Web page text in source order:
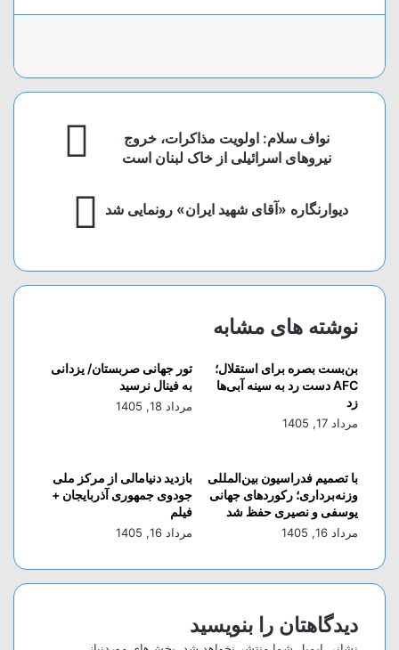
نواف سلام: اولویت مذاکرات، خروج
نیرو‌های اسرائیلی از خاک لبنان است
دیوارنگاره «آقای شهید ایران» رونمایی شد
نوشته های مشابه
تور جهانی صربستان/ یزدانی
به فینال نرسید
مرداد 18, 1405
بن‌بست بصره برای استقلال؛
AFC دست رد به سینه آبی‌ها
زد
مرداد 17, 1405
بازدید دنیامالی از مرکز ملی
جودوی جمهوری آذربایجان +
فیلم
مرداد 16, 1405
با تصمیم فدراسیون بین‌المللی
وزنه‌برداری؛ رکورد‌های جهانی
یوسفی و نصیری حفظ شد
مرداد 16, 1405
دیدگاهتان را بنویسید